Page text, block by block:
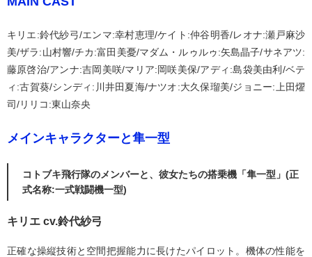
キリエ:鈴代紗弓/エンマ:幸村恵理/ケイト:仲谷明香/レオナ:瀬戸麻沙
美/ザラ:山村響/チカ:富田美憂/マダム・ルゥルゥ:矢島晶子/サネアツ:
藤原啓治/アンナ:吉岡美咲/マリア:岡咲美保/アディ:島袋美由利/ベテ
ィ:古賀葵/シンディ:川井田夏海/ナツオ:大久保瑠美/ジョニー:上田燿
司/リリコ:東山奈央
メインキャラクターと隼一型
コトブキ飛行隊のメンバーと、彼女たちの搭乗機「隼一型」(正
式名称:一式戦闘機一型)
キリエ cv.鈴代紗弓
正確な操縦技術と空間把握能力に長けたパイロット。機体の性能を